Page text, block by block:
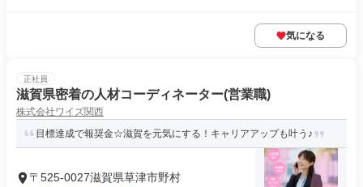
気になる
正社員
滋賀県密着の人材コーディネーター(営業職)
株式会社ワイズ関西
目標達成で報奨金☆滋賀を元気にする！キャリアアップも叶う♪
〒525-0027滋賀県草津市野村